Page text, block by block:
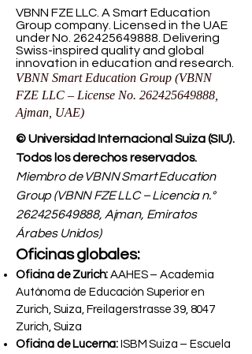
VBNN FZE LLC. A Smart Education
Group company. Licensed in the UAE
under No. 262425649888 . Delivering
Swiss-inspired quality and global
innovation in education and research.
VBNN Smart Education Group (VBNN
FZE LLC – License No. 262425649888
Ajman, UAE)
© Universidad Internacional Suiza (SIU).
Todos los derechos reservados.
Miembro de VBNN Smart Education
Group (VBNN FZE LLC – Licencia n.°
262425649888, Ajman, Emiratos
Árabes Unidos)
Oficinas globales:
Oficina de Zurich: AAHES – Academia
Autónoma de Educación Superior en
Zurich, Suiza, Freilagerstrasse 39, 8047
Zurich, Suiza
Oficina de Lucerna: ISBM Suiza – Escuela